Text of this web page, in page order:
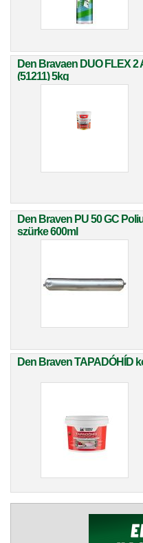
Den Bravaen DUO FLEX
(51211) 5kg
Den Braven PU 50 GC
szürke 600ml
Den Braven TAPADÓHÍD